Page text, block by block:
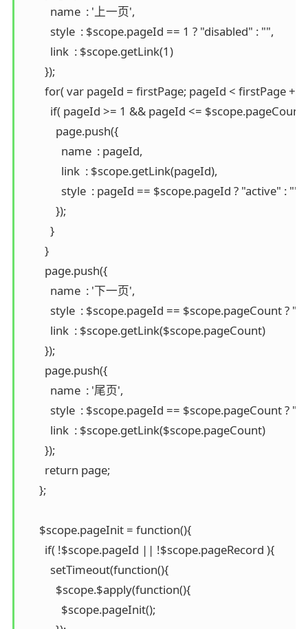
          name  : '上一页',
          style  : $scope.pageId == 1 ? "disabled" : "",
          link  : $scope.getLink(1)
        });
for( var pageId = firstPage; pageId < firstPage +
if( pageId >= 1 && pageId <= $scope.pageCount
            page.push({
              name  : pageId,
              link  : $scope.getLink(pageId),
              style  : pageId == $scope.pageId ? "active" : ""
            });
          }
        }
        page.push({
          name  : '下一页',
style  : $scope.pageId == $scope.pageCount ?
          link  : $scope.getLink($scope.pageCount)
        });
        page.push({
          name  : '尾页',
style  : $scope.pageId == $scope.pageCount ?
          link  : $scope.getLink($scope.pageCount)
        });
        return page;
      };
      $scope.pageInit = function(){
        if( !$scope.pageId || !$scope.pageRecord ){
          setTimeout(function(){
            $scope.$apply(function(){
              $scope.pageInit();